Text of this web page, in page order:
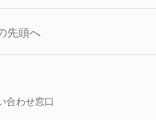
先頭へ
合わせ窓口